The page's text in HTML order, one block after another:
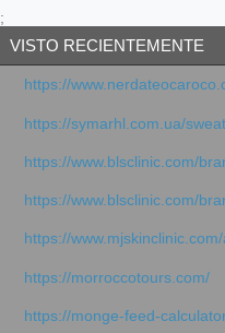
;
VISTO RECIENTEMENTE
https://
https://symarhl.com.ua/
https://www.blsclinic.com/
https://www.blsclinic.com/
https://www.mjskinclinic.com/
https://morroccotours.com/
https://monge-feed-